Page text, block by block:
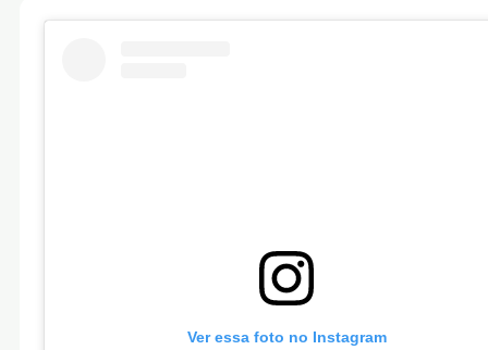
Ver essa foto no Instagram